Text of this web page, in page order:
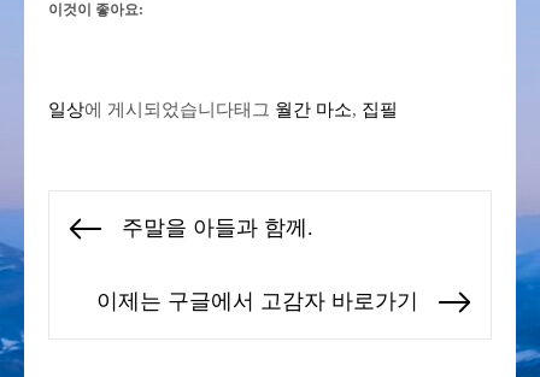
이것이 좋아요:
일상에 게시되었습니다태그 월간 마소, 집필
Previous
주말을 아들과 함께.
post:
이제는 구글에서 고감자 바로가기